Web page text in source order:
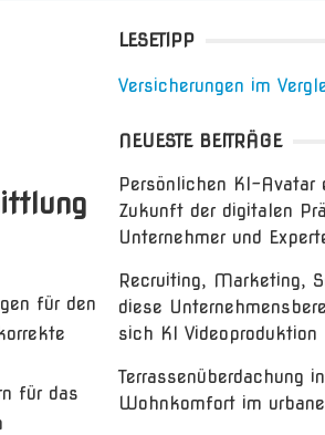
für den
für das
LESETIPP
Versicherungen im
NEUESTE BEITRÄGE
Persönlichen KI-Avatar
Zukunft der digitalen
Unternehmer und
Recruiting, Marketing,
diese
sich KI Videoproduktion
Terrassenüberdachung
Wohnkomfort im